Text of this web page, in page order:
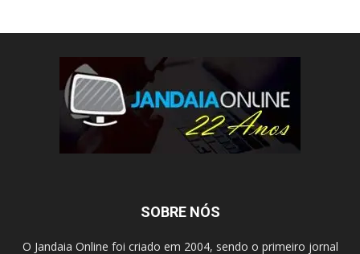
SOBRE NÓS
O Jandaia Online foi criado em 2004, sendo o primeiro jornal